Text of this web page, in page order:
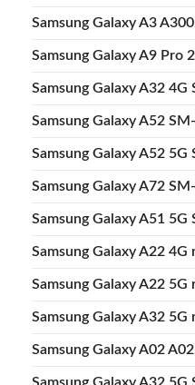
Samsung Galaxy A3
Samsung Galaxy A9 Pro
Samsung Galaxy A32
Samsung Galaxy A52
Samsung Galaxy A52
Samsung Galaxy A72
Samsung Galaxy A51
Samsung Galaxy A22 4G
Samsung Galaxy A22 5G
Samsung Galaxy A32 5G
Samsung Galaxy A02